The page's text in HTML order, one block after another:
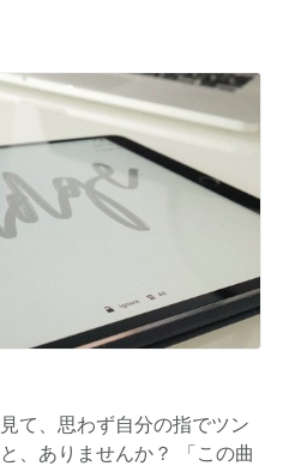
て、思わず自分の指でツン
、ありませんか？ 「この曲